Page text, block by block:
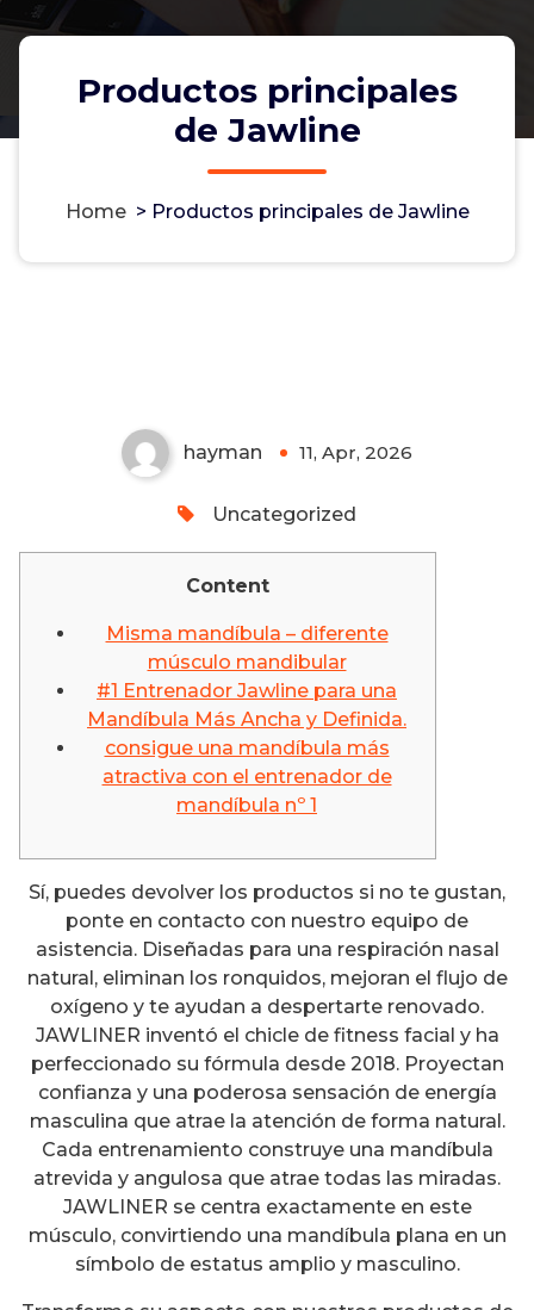
Productos principales
de Jawline
Home> Productos principales de Jawline
hayman 11, Apr, 2026
Uncategorized
Content
Misma mandíbula – diferente
músculo mandibular
#1 Entrenador Jawline para una
Mandíbula Más Ancha y Definida.
consigue una mandíbula más
atractiva con el entrenador de
mandíbula nº 1
Sí, puedes devolver los productos si no te gustan,
ponte en contacto con nuestro equipo de
asistencia. Diseñadas para una respiración nasal
natural, eliminan los ronquidos, mejoran el flujo de
oxígeno y te ayudan a despertarte renovado.
JAWLINER inventó el chicle de fitness facial y ha
perfeccionado su fórmula desde 2018. Proyectan
confianza y una poderosa sensación de energía
masculina que atrae la atención de forma natural.
Cada entrenamiento construye una mandíbula
atrevida y angulosa que atrae todas las miradas.
JAWLINER se centra exactamente en este
músculo, convirtiendo una mandíbula plana en un
símbolo de estatus amplio y masculino.